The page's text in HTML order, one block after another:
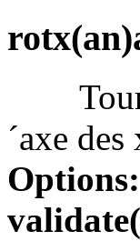
´axe des
Options: